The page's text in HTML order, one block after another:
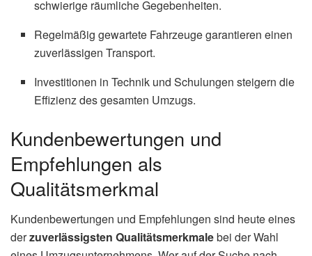
schwierige räumliche Gegebenheiten.
Regelmäßig gewartete Fahrzeuge garantieren einen
zuverlässigen Transport.
Investitionen in Technik und Schulungen steigern die
Effizienz des gesamten Umzugs.
Kundenbewertungen und
Empfehlungen als
Qualitätsmerkmal
Kundenbewertungen und Empfehlungen sind heute eines
derzuverlässigsten Qualitätsmerkmalebei der Wahl